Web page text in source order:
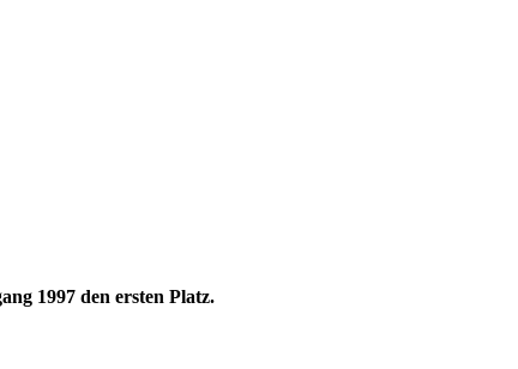
1997 den ersten Platz.